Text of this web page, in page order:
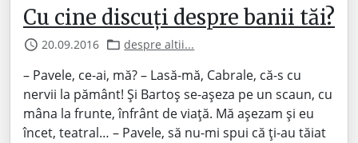
Cu cine discuți despre banii tăi?
20.09.2016 despre altii...
– Pavele, ce-ai, mă? – Lasă-mă, Cabrale, că-s cu
nervii la pământ! Și Bartoș se-așeza pe un scaun, cu
mâna la frunte, înfrânt de viață. Mă așezam și eu
încet, teatral… – Pavele, să nu-mi spui că ți-au tăiat